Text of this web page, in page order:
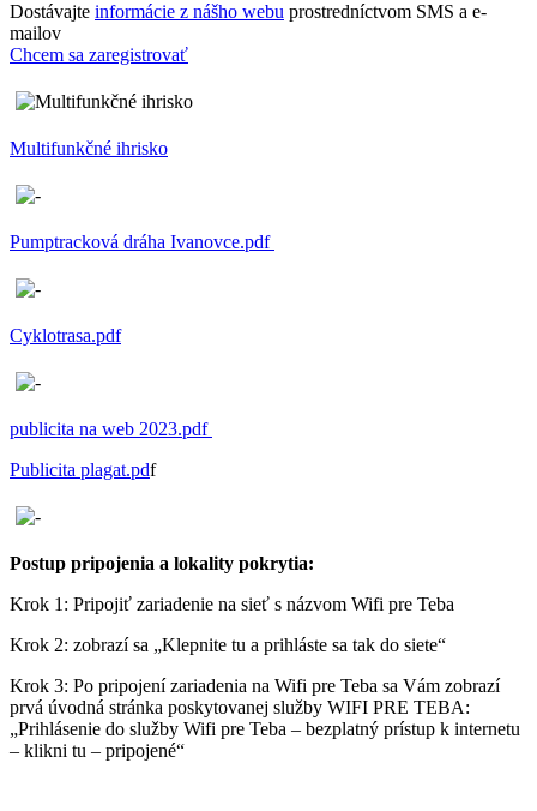
Dostávajte informácie z nášho webu prostredníctvom SMS a e-
mailov
Chcem sa zaregistrovať
Multifunkčné ihrisko
Pumptracková dráha Ivanovce.pdf
Cyklotrasa.pdf
publicita na web 2023.pdf
Publicita plagat.pdf
Postup pripojenia a lokality pokrytia:
Krok 1: Pripojiť zariadenie na sieť s názvom Wifi pre Teba
Krok 2: zobrazí sa „Klepnite tu a prihláste sa tak do siete“
Krok 3: Po pripojení zariadenia na Wifi pre Teba sa Vám zobrazí
prvá úvodná stránka poskytovanej služby WIFI PRE TEBA:
„Prihlásenie do služby Wifi pre Teba – bezplatný prístup k internetu
– klikni tu – pripojené“